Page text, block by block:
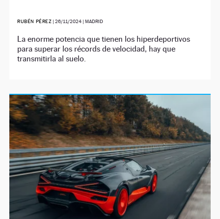
RUBÉN PÉREZ |26/11/2024 | MADRID
La enorme potencia que tienen los hiperdeportivos
para superar los récords de velocidad, hay que
transmitirla al suelo.